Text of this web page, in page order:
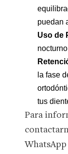
puedan
Uso de
la fase
tus
Para